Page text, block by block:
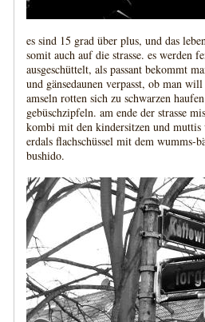
es sind 15 grad über plus, und das
somit auch auf die strasse. es werden
ausgeschüttelt, als passant bekommt
und gänsedaunen verpasst, ob man
amseln rotten sich zu schwarzen
gebüschzipfeln. am ende der strasse
kombi mit den kindersitzen und
erdals flachschüssel mit dem wumms-
bushido.